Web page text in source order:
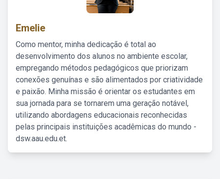
Emelie
Como mentor, minha dedicação é total ao
desenvolvimento dos alunos no ambiente escolar,
empregando métodos pedagógicos que priorizam
conexões genuínas e são alimentados por criatividade
e paixão. Minha missão é orientar os estudantes em
sua jornada para se tornarem uma geração notável,
utilizando abordagens educacionais reconhecidas
pelas principais instituições acadêmicas do mundo -
dsw.aau.edu.et.